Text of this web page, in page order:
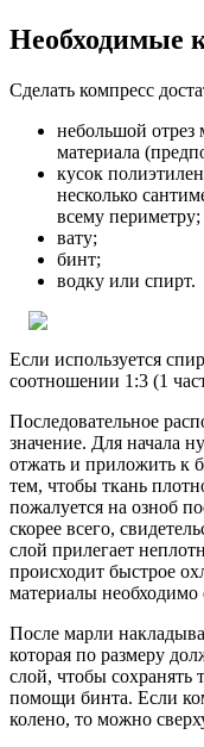
Необходимые
Сделать компресс
небольшой отрез
материала
кусок
несколько
всему периметру;
вату;
бинт;
водку или спирт.
Если используется
соотношении 1:3 (1
Последовательное
значение. Для начала
отжать и приложить к
тем, чтобы ткань
пожалуется на озноб
скорее всего,
слой прилегает
происходит быстрое
материалы
После марли
которая по размеру
слой, чтобы сохранять
помощи бинта. Если
колено, то можно